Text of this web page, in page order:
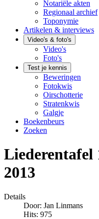
Notariële akten
Regionaal archief
Toponymie
Artikelen & interviews
Video's & foto's
Video's
Foto's
Test je kennis
Beweringen
Fotokwis
Oirschotterie
Stratenkwis
Galgje
Boekenbeurs
Zoeken
Liederentafel
2013
Details
Door: Jan Linmans
Hits: 975